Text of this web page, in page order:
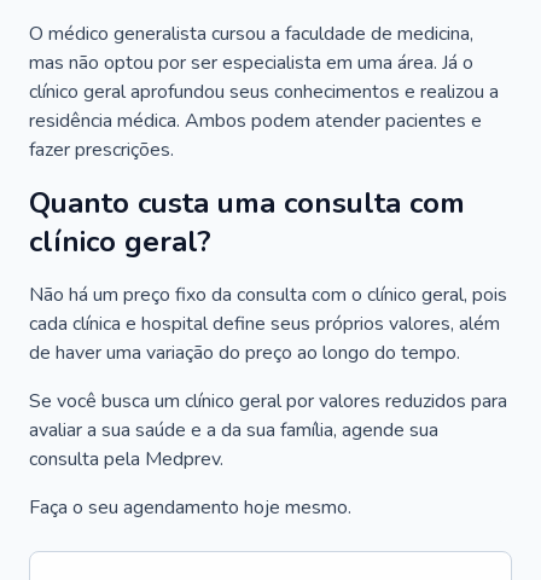
O médico generalista cursou a faculdade de medicina,
mas não optou por ser especialista em uma área. Já o
clínico geral aprofundou seus conhecimentos e realizou a
residência médica. Ambos podem atender pacientes e
fazer prescrições.
Quanto custa uma consulta com
clínico geral?
Não há um preço fixo da consulta com o clínico geral, pois
cada clínica e hospital define seus próprios valores, além
de haver uma variação do preço ao longo do tempo.
Se você busca um clínico geral por valores reduzidos para
avaliar a sua saúde e a da sua família, agende sua
consulta pela Medprev.
Faça o seu agendamento hoje mesmo.